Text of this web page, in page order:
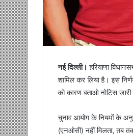
नई दिल्ली। हरियाणा
शामिल कर लिया है। इस
को कारण बताओ नोटिस
चुनाव आयोग के नियमों के
(एनओसी) नहीं मिलता, तब